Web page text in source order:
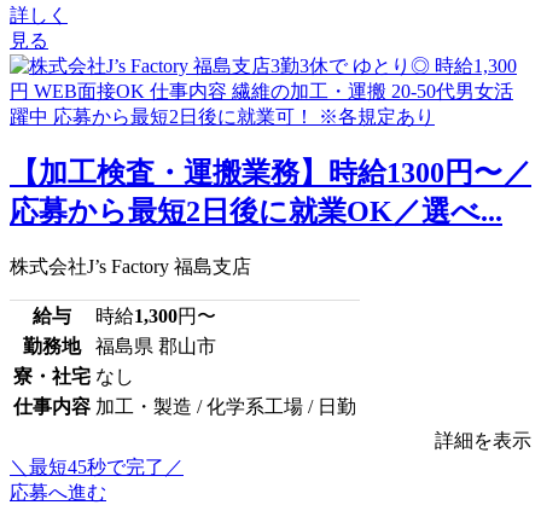
詳しく
見る
【加工検査・運搬業務】時給1300円〜／
応募から最短2日後に就業OK／選べ...
株式会社J’s Factory 福島支店
給与 時給1,300円〜
勤務地
福島県 郡山市
寮・社宅 なし
仕事内容 加工・製造 / 化学系工場 / 日勤
詳細を表示
＼最短45秒で完了／
応募へ進む